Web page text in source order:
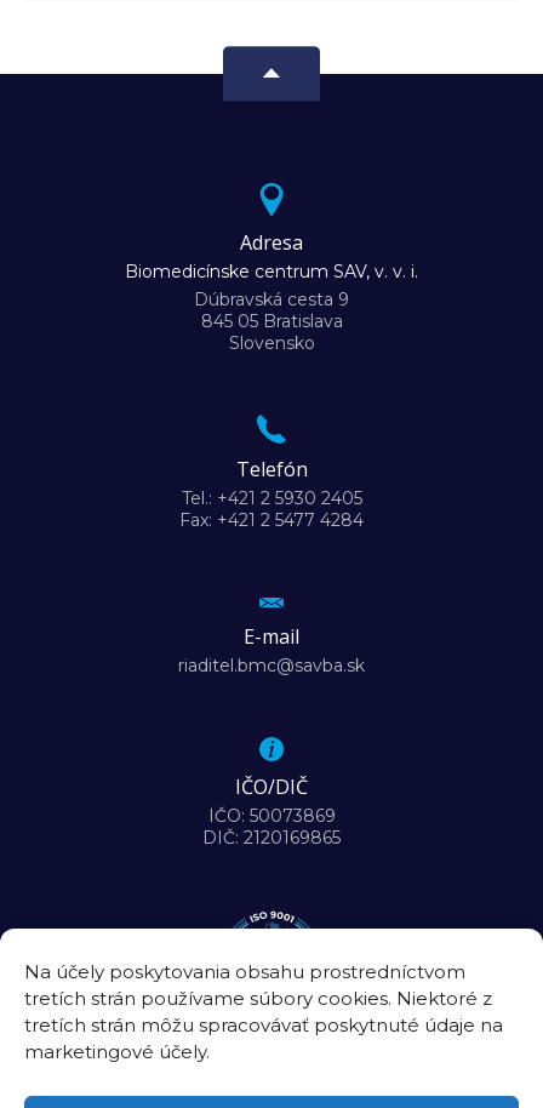
Na účely poskytovania obsahu prostredníctvom
tretích strán používame súbory cookies. Niektoré z
tretích strán môžu spracovávať poskytnuté údaje na
marketingové účely.
Adresa
Biomedicínske centrum SAV, v. v. i.
Dúbravská cesta 9
845 05 Bratislava
Slovensko
Telefón
Tel.: +421 2 5930 2405
Fax: +421 2 5477 4284
E-mail
riaditel.bmc@savba.sk
IČO/DIČ
IČO: 50073869
DIČ: 2120169865